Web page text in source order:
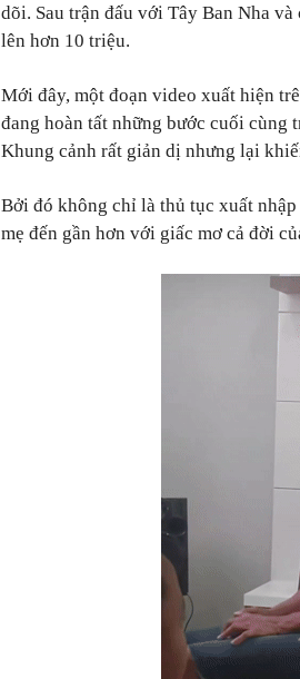
dõi. Sau trận đấu với Tây Ban Nha
lên hơn 10 triệu.
Mới đây, một đoạn video xuất hiện
đang hoàn tất những bước cuối cùng
Khung cảnh rất giản dị nhưng lại
Bởi đó không chỉ là thủ tục xuất
mẹ đến gần hơn với giấc mơ cả đời